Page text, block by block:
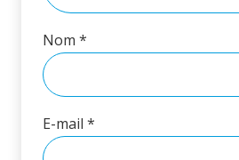
Nom *
E-mail *